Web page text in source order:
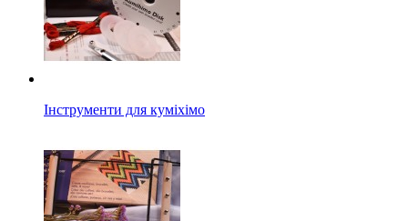
Інструменти для куміхімо